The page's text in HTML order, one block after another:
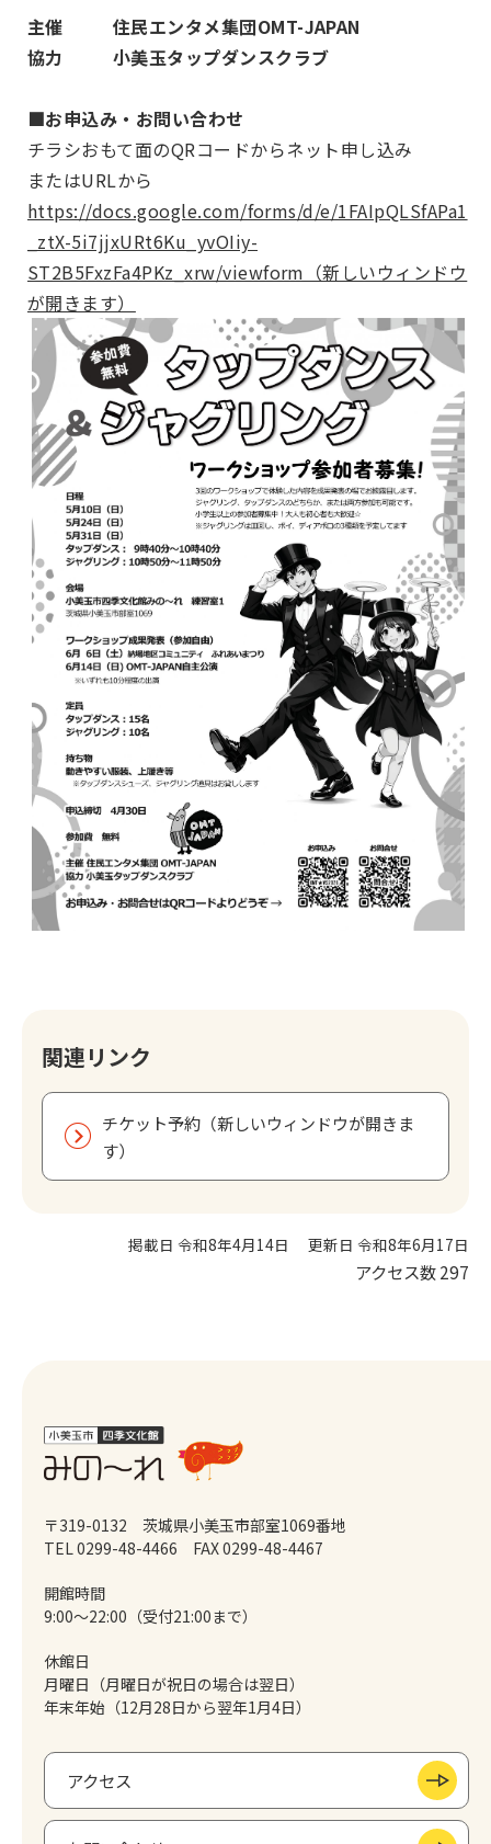
主催 住民エンタメ集団OMT-JAPAN
協力 小美玉タップダンスクラブ
■お申込み・お問い合わせ
チラシおもて面のQRコードからネット申し込み
またはURLから
https://docs.google.com/forms/d/e/1FAIpQLSfAPa1
_ztX-5i7jjxURt6Ku_yvOIiy-
ST2B5FxzFa4PKz_xrw/viewform（新しいウィンドウ
が開きます）
関連リンク
チケット予約（新しいウィンドウが開きま
す）
掲載日 令和8年4月14日 更新日 令和8年6月17日
アクセス数297
〒319-0132 茨城県小美玉市部室1069番地
TEL 0299-48-4466
FAX 0299-48-4467
開館時間
9:00～22:00（受付21:00まで）
休館日
月曜日（月曜日が祝日の場合は翌日）
年末年始（12月28日から翌年1月4日）
アクセス